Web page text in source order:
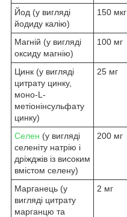
Йод (у вигляді
йодиду калію)
150 мкг
Магній (у вигляді
оксиду магнію)
100 мг
Цинк (у вигляді
цитрату цинку,
моно-L-
метіонінсульфату
цинку)
25 мг
Селен (у вигляді
селеніту натрію і
дріжджів із високим
вмістом селену)
200 мг
Марганець (у
вигляді цитрату
марганцю та
2 мг